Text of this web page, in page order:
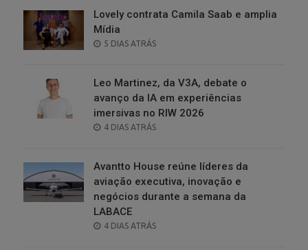
Lovely contrata Camila Saab e amplia
Mídia
POSTED
5 DIAS ATRÁS
Leo Martinez, da V3A, debate o
avanço da IA em experiências
imersivas no RIW 2026
POSTED
4 DIAS ATRÁS
Avantto House reúne líderes da
aviação executiva, inovação e
negócios durante a semana da
LABACE
POSTED
4 DIAS ATRÁS